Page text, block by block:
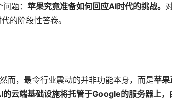
题： 苹果究竟准备如何回应AI时代的挑战。
的阶段性答卷。
而，最令行业震动的并非功能本身，而是苹果
的云端基础设施将托管于Google的服务器上，